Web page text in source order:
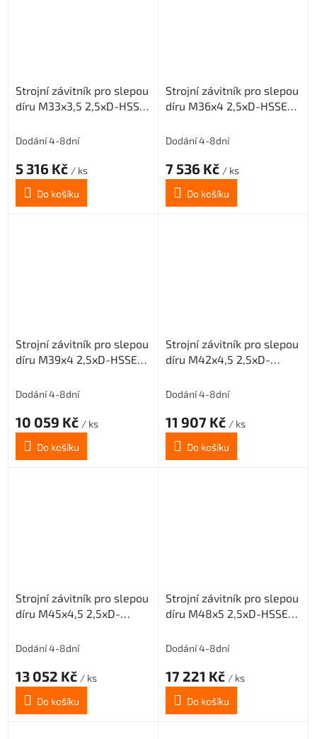
Strojní závitník pro slepou
díru M33x3,5 2,5xD-HSSE-
Dodání 4-8dní
5 316 Kč / ks
Do košíku
Strojní závitník pro slepou
díru M36x4 2,5xD-HSSE-
Dodání 4-8dní
7 536 Kč / ks
Do košíku
Strojní závitník pro slepou
díru M39x4 2,5xD-HSSE-
Dodání 4-8dní
10 059 Kč / ks
Do košíku
Strojní závitník pro slepou
díru M42x4,5 2,5xD-
Dodání 4-8dní
11 907 Kč / ks
Do košíku
Strojní závitník pro slepou
díru M45x4,5 2,5xD-
Dodání 4-8dní
13 052 Kč / ks
Do košíku
Strojní závitník pro slepou
díru M48x5 2,5xD-HSSE-
Dodání 4-8dní
17 221 Kč / ks
Do košíku